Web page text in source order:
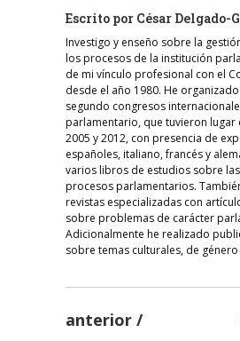
Escrito por César Delgado-
Investigo y enseño sobre la
los procesos de la institución
de mi vínculo profesional con el
desde el año 1980. He
segundo congresos
parlamentario, que tuvieron lugar
2005 y 2012, con presencia de
españoles, italiano, francés y
varios libros de estudios sobre
procesos parlamentarios.
revistas especializadas con
sobre problemas de carácter
Adicionalmente he realizado
sobre temas culturales, de género
anterior